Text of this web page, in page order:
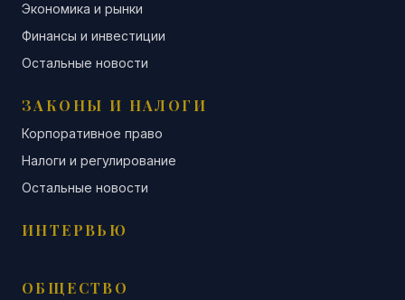
Экономика и рынки
Финансы и инвестиции
Остальные новости
ЗАКОНЫ И НАЛОГИ
Корпоративное право
Налоги и регулирование
Остальные новости
ИНТЕРВЬЮ
ОБЩЕСТВО